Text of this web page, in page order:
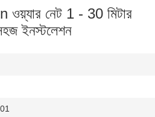
ওয়্যার নেট 1 - 30 মিটার
ইনস্টলেশন